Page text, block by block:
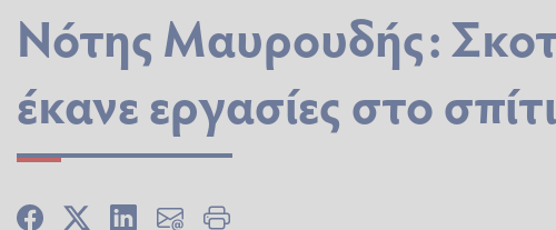
Νότης Μαυρουδής:
έκανε εργασίες στο